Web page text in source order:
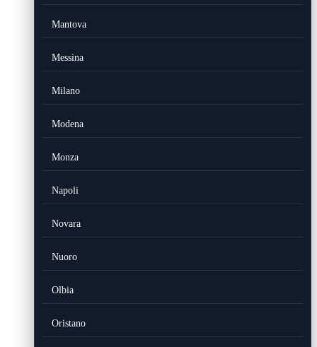
Mantova
Messina
Milano
Modena
Monza
Napoli
Novara
Nuoro
Olbia
Oristano